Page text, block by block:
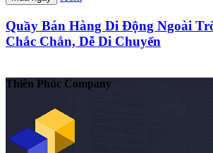
Quầy Bán Hàng Di Động Ngoài
Chắc Chắn, Dễ Di Chuyển
Thiên Phúc Company